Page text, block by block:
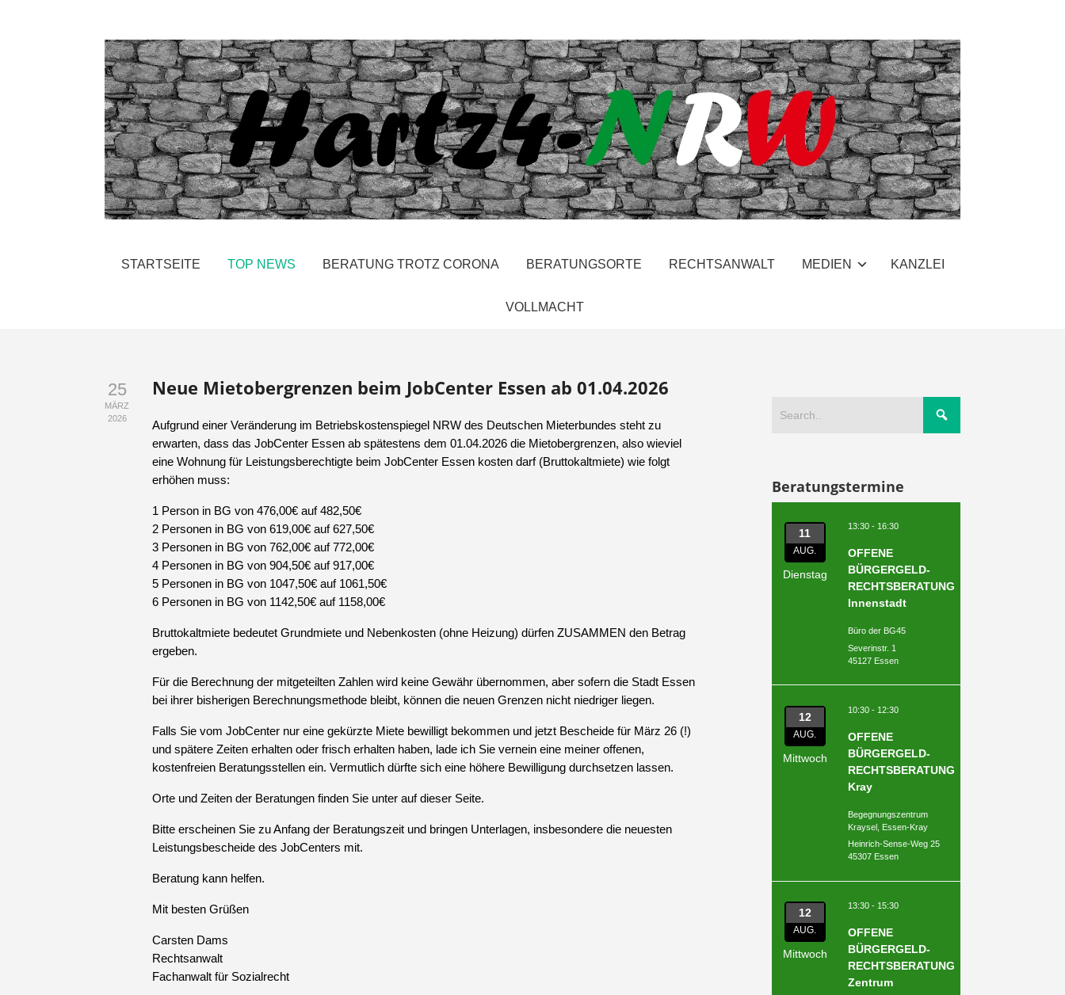
STARTSEITE TOP NEWS BERATUNG TROTZ CORONA BERATUNGSORTE RECHTSANWALT MEDIEN KANZLEI
VOLLMACHT
25
MÄRZ
2026
Neue Mietobergrenzen beim JobCenter Essen ab 01.04.2026
Aufgrund einer Veränderung im Betriebskostenspiegel NRW des Deutschen Mieterbundes steht zu
erwarten, dass das JobCenter Essen ab spätestens dem 01.04.2026 die Mietobergrenzen, also wieviel
eine Wohnung für Leistungsberechtigte beim JobCenter Essen kosten darf (Bruttokaltmiete) wie folgt
erhöhen muss:
1 Person in BG von 476,00€ auf 482,50€
2 Personen in BG von 619,00€ auf 627,50€
3 Personen in BG von 762,00€ auf 772,00€
4 Personen in BG von 904,50€ auf 917,00€
5 Personen in BG von 1047,50€ auf 1061,50€
6 Personen in BG von 1142,50€ auf 1158,00€
Bruttokaltmiete bedeutet Grundmiete und Nebenkosten (ohne Heizung) dürfen ZUSAMMEN den Betrag
ergeben.
Für die Berechnung der mitgeteilten Zahlen wird keine Gewähr übernommen, aber sofern die Stadt Essen
bei ihrer bisherigen Berechnungsmethode bleibt, können die neuen Grenzen nicht niedriger liegen.
Falls Sie vom JobCenter nur eine gekürzte Miete bewilligt bekommen und jetzt Bescheide für März 26 (!)
und spätere Zeiten erhalten oder frisch erhalten haben, lade ich Sie vernein eine meiner offenen,
kostenfreien Beratungsstellen ein. Vermutlich dürfte sich eine höhere Bewilligung durchsetzen lassen.
Orte und Zeiten der Beratungen finden Sie unter auf dieser Seite.
Bitte erscheinen Sie zu Anfang der Beratungszeit und bringen Unterlagen, insbesondere die neuesten
Leistungsbescheide des JobCenters mit.
Beratung kann helfen.
Mit besten Grüßen
Carsten Dams
Rechtsanwalt
Fachanwalt für Sozialrecht
Beratungstermine
11
AUG.
Dienstag
13:30 - 16:30
OFFENE
BÜRGERGELD-
RECHTSBERATUNG
Innenstadt
Büro der BG45
Severinstr. 1
45127 Essen
12
AUG.
Mittwoch
10:30 - 12:30
OFFENE
BÜRGERGELD-
RECHTSBERATUNG
Kray
Begegnungszentrum
Kraysel, Essen-Kray
Heinrich-Sense-Weg 25
45307 Essen
12
AUG.
Mittwoch
13:30 - 15:30
OFFENE
BÜRGERGELD-
RECHTSBERATUNG
Zentrum